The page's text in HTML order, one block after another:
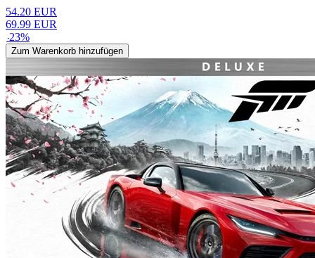
54.20 EUR
69.99 EUR
-23%
Zum Warenkorb hinzufügen